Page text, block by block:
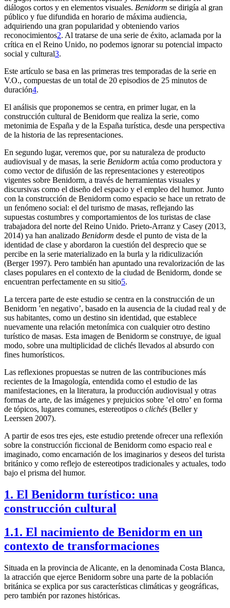
diálogos cortos y en elementos visuales. Benidorm se dirigía al gran
público y fue difundida en horario de máxima audiencia,
adquiriendo una gran popularidad y obteniendo varios
reconocimientos2. Al tratarse de una serie de éxito, aclamada por la
crítica en el Reino Unido, no podemos ignorar su potencial impacto
social y cultural3.
Este artículo se basa en las primeras tres temporadas de la serie en
V.O., compuestas de un total de 20 episodios de 25 minutos de
duración4.
El análisis que proponemos se centra, en primer lugar, en la
construcción cultural de Benidorm que realiza la serie, como
metonimia de España y de la España turística, desde una perspectiva
de la historia de las representaciones.
En segundo lugar, veremos que, por su naturaleza de producto
audiovisual y de masas, la serie Benidorm actúa como productora y
como vector de difusión de las representaciones y estereotipos
vigentes sobre Benidorm, a través de herramientas visuales y
discursivas como el diseño del espacio y el empleo del humor. Junto
con la construcción de Benidorm como espacio se hace un retrato de
un fenómeno social: el del turismo de masas, reflejando las
supuestas costumbres y comportamientos de los turistas de clase
trabajadora del norte del Reino Unido. Prieto-Arranz y Casey (2013,
2014) ya han analizado Benidorm desde el punto de vista de la
identidad de clase y abordaron la cuestión del desprecio que se
percibe en la serie materializado en la burla y la ridiculización
(Berger 1997). Pero también han apuntado una revalorización de las
clases populares en el contexto de la ciudad de Benidorm, donde se
encuentran perfectamente en su sitio5.
La tercera parte de este estudio se centra en la construcción de un
Benidorm ʽen negativoʼ, basado en la ausencia de la ciudad real y de
sus habitantes, como un destino sin identidad, que establece
nuevamente una relación metonímica con cualquier otro destino
turístico de masas. Esta imagen de Benidorm se construye, de igual
modo, sobre una multiplicidad de clichés llevados al absurdo con
fines humorísticos.
Las reflexiones propuestas se nutren de las contribuciones más
recientes de la Imagología, entendida como el estudio de las
manifestaciones, en la literatura, la producción audiovisual y otras
formas de arte, de las imágenes y prejuicios sobre ʽel otroʼ en forma
de tópicos, lugares comunes, estereotipos o clichés (Beller y
Leerssen 2007).
A partir de esos tres ejes, este estudio pretende ofrecer una reflexión
sobre la construcción ficcional de Benidorm como espacio real e
imaginado, como encarnación de los imaginarios y deseos del turista
británico y como reflejo de estereotipos tradicionales y actuales, todo
bajo el prisma del humor.
1. El Benidorm turístico: una
construcción cultural
1.1. El nacimiento de Benidorm en un
contexto de transformaciones
Situada en la provincia de Alicante, en la denominada Costa Blanca,
la atracción que ejerce Benidorm sobre una parte de la población
británica se explica por sus características climáticas y geográficas,
pero también por razones históricas.